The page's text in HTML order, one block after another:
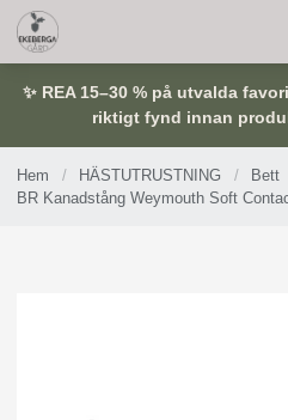
✨ REA 15–30 % på utvalda
riktigt fynd innan
Hem / HÄSTUTRUSTNING / Bett
BR Kanadstång Weymouth Soft